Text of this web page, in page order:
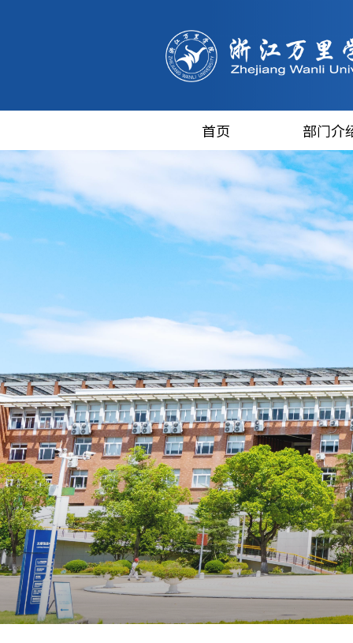
首页 部门介